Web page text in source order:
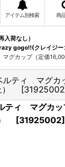
アイテム別検索 商
入荷なし）
gogo!!(クレイジー
グカップ（定価
ティ マグカ
）
[31925002
ィ マグカッ
[31925002]